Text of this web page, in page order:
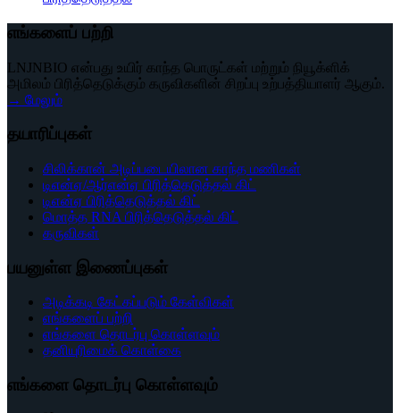
எங்களைப் பற்றி
LNJNBIO என்பது உயிர் காந்த பொருட்கள் மற்றும் நியூக்ளிக்
அமிலம் பிரித்தெடுக்கும் கருவிகளின் சிறப்பு உற்பத்தியாளர் ஆகும்.
→ மேலும்
தயாரிப்புகள்
சிலிக்கான் அடிப்படையிலான காந்த மணிகள்
டிஎன்ஏ/ஆர்என்ஏ பிரித்தெடுத்தல் கிட்
டிஎன்ஏ பிரித்தெடுத்தல் கிட்
மொத்த RNA பிரித்தெடுத்தல் கிட்
கருவிகள்
பயனுள்ள இணைப்புகள்
அடிக்கடி கேட்கப்படும் கேள்விகள்
எங்களைப் பற்றி
எங்களை தொடர்பு கொள்ளவும்
தனியுரிமைக் கொள்கை
எங்களை தொடர்பு கொள்ளவும்